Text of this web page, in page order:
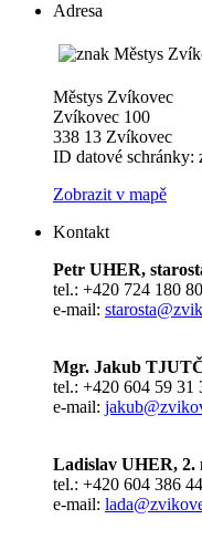
Adresa
Městys Zvíkovec
Zvíkovec 100
338 13 Zvíkovec
ID datové schránky:
Zobrazit v mapě
Kontakt
Petr UHER,
tel.: +420 724 180
e-mail:
Mgr. Jakub
tel.: +420 604 59 31
e-mail:
Ladislav UHER, 2.
tel.: +420 604 386
e-mail: